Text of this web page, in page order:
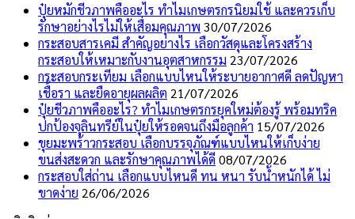
ปุ๋ยหมักชีวภาพคืออะไร ทำไมเกษตรกรนิยมใช้ และควรเก็บ
รักษาอย่างไรไม่ให้เสื่อมคุณภาพ 30/07/2026
กระสอบสารเคมี สำคัญอย่างไร เลือกวัสดุและโครงสร้าง
กระสอบให้เหมาะกับงานอุตสาหกรรม 23/07/2026
กระสอบกระเทียม เลือกแบบไหนให้ระบายอากาศดี ลดปัญหา
เชื้อรา และยืดอายุผลผลิต 21/07/2026
ปุ๋ยชีวภาพคืออะไร? ทำไมเกษตรกรยุคใหม่ต้องรู้ พร้อมทริค
ปกป้องจุลินทรีย์ในปุ๋ยให้รอดจนถึงมือลูกค้า 15/07/2026
ขุยมะพร้าวกระสอบ เลือกบรรจุภัณฑ์แบบไหนให้เก็บง่าย
ขนส่งสะดวก และรักษาคุณภาพได้ดี08/07/2026
กระสอบใส่ถ่าน เลือกแบบไหนดี ทน หนา รับน้ำหนักได้ ไม่
ขาดง่าย 26/06/2026